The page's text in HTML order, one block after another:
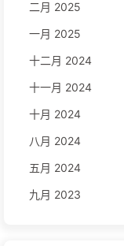
二月 2025
一月 2025
十二月 2024
十一月 2024
十月 2024
八月 2024
五月 2024
九月 2023